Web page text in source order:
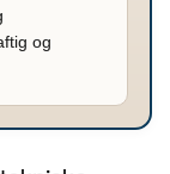
og